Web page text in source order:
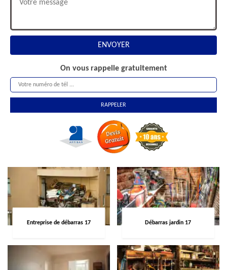
On vous rappelle gratuitement
Entreprise de débarras 17 Débarras jardin 17